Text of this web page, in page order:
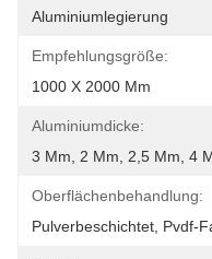
Aluminiumlegierung
Empfehlungsgröße:
1000 X 2000 Mm
Aluminiumdicke:
3 Mm, 2 Mm, 2,5 Mm, 4
Oberflächenbehandlung:
Pulverbeschichtet, Pvdf-